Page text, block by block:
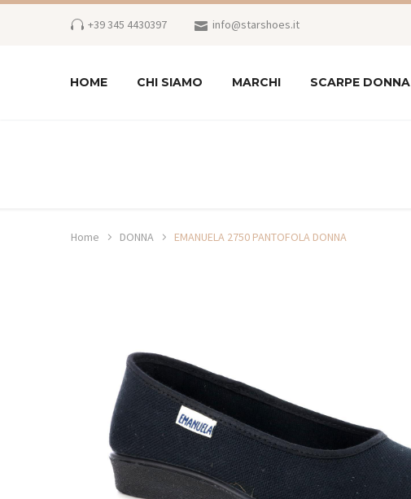
+39 345 4430397 info@starshoes.it
HOME CHI SIAMO MARCHI SCARPE DONNA
Home DONNA EMANUELA 2750 PANTOFOLA DONNA